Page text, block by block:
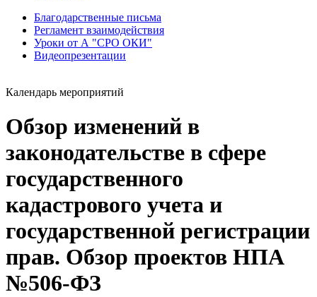
Благодарственные письма
Регламент взаимодействия
Уроки от А "СРО ОКИ"
Видеопрезентации
Календарь мероприятий
Обзор изменений в
законодательстве в сфере
государственного
кадастрового учета и
государственной регистрации
прав. Обзор проектов НПА
№506-ФЗ